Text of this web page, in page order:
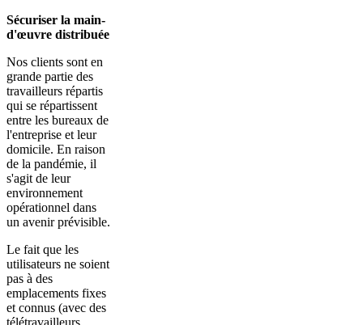
Sécuriser la main-
d'œuvre distribuée
Nos clients sont en
grande partie des
travailleurs répartis
qui se répartissent
entre les bureaux de
l'entreprise et leur
domicile. En raison
de la pandémie, il
s'agit de leur
environnement
opérationnel dans
un avenir prévisible.
Le fait que les
utilisateurs ne soient
pas à des
emplacements fixes
et connus (avec des
télétravailleurs